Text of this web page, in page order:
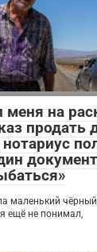
на
продать
маленький
ещё не понимал,